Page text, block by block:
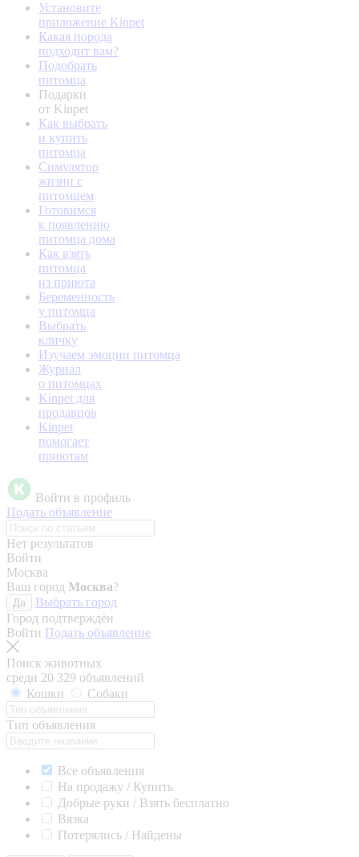
Установите
приложение Kinpet
Какая порода
подходит вам?
Подобрать
питомца
Подарки
от Kinpet
Как выбрать
и купить
питомца
Симулятор
жизни с
питомцем
Готовимся
к появлению
питомца дома
Как взять
питомца
из приюта
Беременность
у питомца
Выбрать
кличку
Изучаем эмоции питомца
Журнал
о питомцах
Kinpet для
продавцов
Kinpet
помогает
приютам
Войти в профиль
Подать объявление
Нет результатов
Войти
Москва
Ваш город Москва?
Да
Выбрать город
Город подтверждён
Войти Подать объявление
Поиск животных
среди 20 329 объявлений
Кошки
Собаки
Тип объявления
Все объявления
На продажу / Купить
Добрые руки / Взять бесплатно
Вязка
Потерялись / Найдены